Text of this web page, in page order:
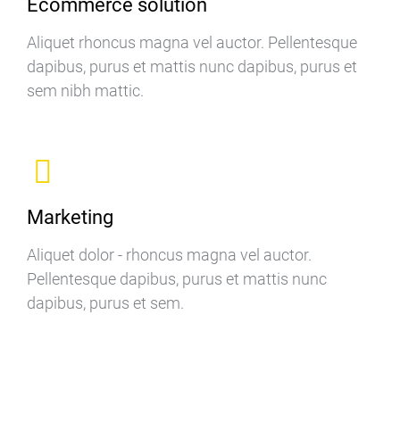
Ecommerce solution
Aliquet rhoncus magna vel auctor. Pellentesque
dapibus, purus et mattis nunc dapibus, purus et
sem nibh mattic.
Marketing
Aliquet dolor - rhoncus magna vel auctor.
Pellentesque dapibus, purus et mattis nunc
dapibus, purus et sem.